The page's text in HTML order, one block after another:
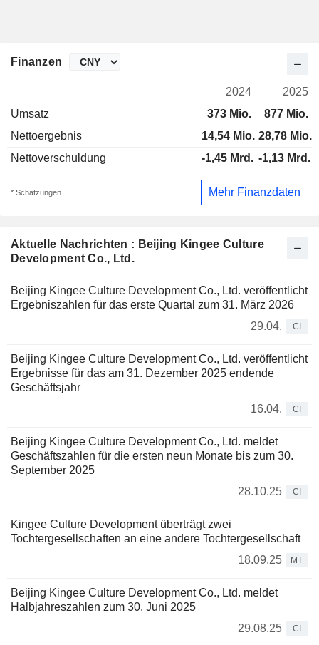
Aktuelle Nachrichten : Beijing Kingee Culture
Development Co., Ltd.
Beijing Kingee Culture Development Co., Ltd. veröffentlicht
Ergebniszahlen für das erste Quartal zum 31. März 2026
29.04.
CI
Beijing Kingee Culture Development Co., Ltd. veröffentlicht
Ergebnisse für das am 31. Dezember 2025 endende
Geschäftsjahr
16.04.
CI
Beijing Kingee Culture Development Co., Ltd. meldet
Geschäftszahlen für die ersten neun Monate bis zum 30.
September 2025
28.10.25
CI
Kingee Culture Development überträgt zwei
Tochtergesellschaften an eine andere Tochtergesellschaft
18.09.25
MT
Beijing Kingee Culture Development Co., Ltd. meldet
Halbjahreszahlen zum 30. Juni 2025
29.08.25
CI
Finanzen
2024
2025
Umsatz
373 Mio.
877 Mio.
Nettoergebnis
14,54 Mio. 28,78 Mio.
Nettoverschuldung
-1,45 Mrd. -1,13 Mrd.
* Schätzungen Mehr Finanzdaten